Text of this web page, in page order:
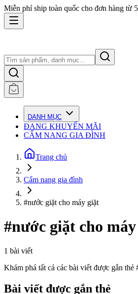
Miễn phí ship toàn quốc cho đơn hàng từ
DANH MỤC
ĐANG KHUYẾN MÃI
CẨM NANG GIA ĐÌNH
Trang chủ
Cẩm nang gia đình
#nước giặt cho máy giặt
#nước giặt cho
1 bài viết
Khám phá tất cả các bài viết được gắn thẻ
Bài viết được gắn thẻ